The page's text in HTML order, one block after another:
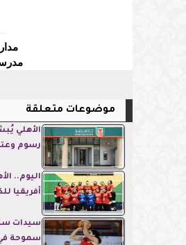
موضوعات متعلقة
الأهلي
رسوم
اليوم..
أفريقيا
سيدات
سموحة